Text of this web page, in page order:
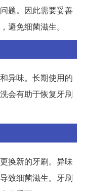
题。因此需要妥善
避免细菌滋生。
异味。长期使用的
会有助于恢复牙刷
换新的牙刷。异味
致细菌滋生。牙刷